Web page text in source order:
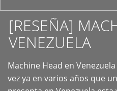
[RESEÑA]
VENEZUELA
Machine Head en
vez ya en varios años que